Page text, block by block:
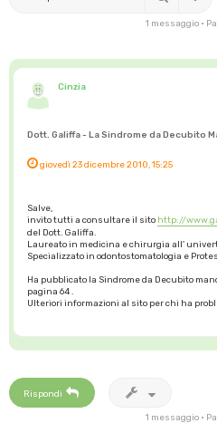
1 messaggio •
Cinzia
Dott. Galiffa - La Sindrome da Decubito
giovedì 23 dicembre 2010, 15:25
Salve,
invito tutti a consultare il sito http://
del Dott. Galiffa.
Laureato in medicina e chirurgia all'
Specializzato in odontostomatologia e
Ha pubblicato la Sindrome da Decubito
pagina 64 .
Ulteriori informazioni al sito per chi ha
Rispondi
1 messaggio •